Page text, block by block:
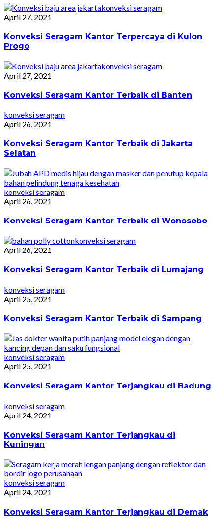
konveksi seragam
April 27, 2021
Konveksi Seragam Kantor Terpercaya di Kulon
Progo
konveksi seragam
April 27, 2021
Konveksi Seragam Kantor Terbaik di Banten
konveksi seragam
April 26, 2021
Konveksi Seragam Kantor Terbaik di Jakarta
Selatan
konveksi seragam
April 26, 2021
Konveksi Seragam Kantor Terbaik di Wonosobo
konveksi seragam
April 26, 2021
Konveksi Seragam Kantor Terbaik di Lumajang
konveksi seragam
April 25, 2021
Konveksi Seragam Kantor Terbaik di Sampang
konveksi seragam
April 25, 2021
Konveksi Seragam Kantor Terjangkau di Badung
konveksi seragam
April 24, 2021
Konveksi Seragam Kantor Terjangkau di
Kuningan
konveksi seragam
April 24, 2021
Konveksi Seragam Kantor Terjangkau di Demak